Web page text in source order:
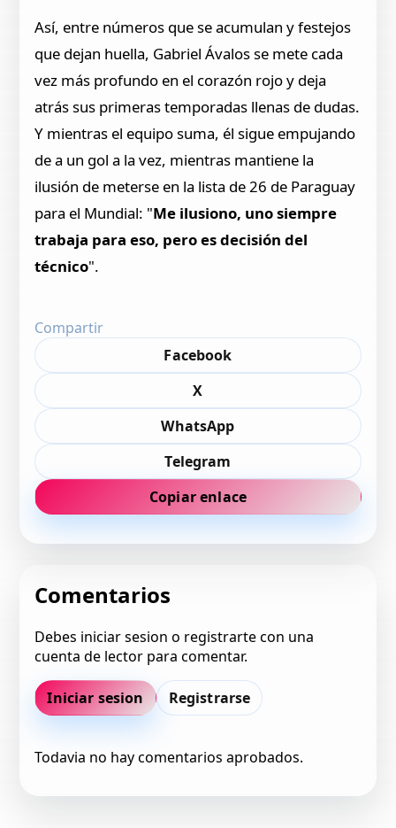
Así, entre números que se acumulan y festejos
que dejan huella, Gabriel Ávalos se mete cada
vez más profundo en el corazón rojo y deja
atrás sus primeras temporadas llenas de dudas.
Y mientras el equipo suma, él sigue empujando
de a un gol a la vez, mientras mantiene la
ilusión de meterse en la lista de 26 de Paraguay
para el Mundial: "Me ilusiono, uno siempre
trabaja para eso, pero es decisión del
técnico".
Compartir
Facebook
X
WhatsApp
Telegram
Copiar enlace
Comentarios
Debes iniciar sesion o registrarte con una
cuenta de lector para comentar.
Iniciar sesion Registrarse
Todavia no hay comentarios aprobados.